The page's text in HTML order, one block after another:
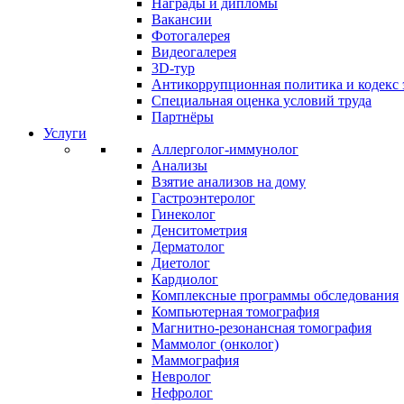
Награды и дипломы
Вакансии
Фотогалерея
Видеогалерея
3D-тур
Антикоррупционная политика и кодекс
Специальная оценка условий труда
Партнёры
Услуги
Аллерголог-иммунолог
Анализы
Взятие анализов на дому
Гастроэнтеролог
Гинеколог
Денситометрия
Дерматолог
Диетолог
Кардиолог
Комплексные программы обследования
Компьютерная томография
Магнитно-резонансная томография
Маммолог (онколог)
Маммография
Невролог
Нефролог